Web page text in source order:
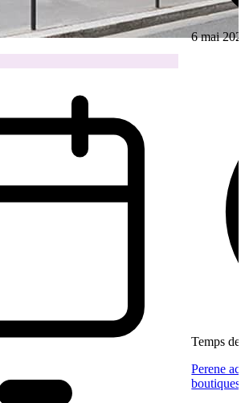
6 mai
Temps de
Perene
boutiques